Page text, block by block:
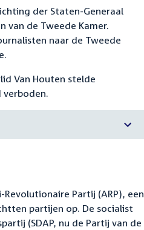
der Staten-Generaal
van de Tweede Kamer.
naar de Tweede
Van Houten stelde
verboden.
Partij (ARP), een
partijen op. De socialist
(SDAP, nu de Partij van de